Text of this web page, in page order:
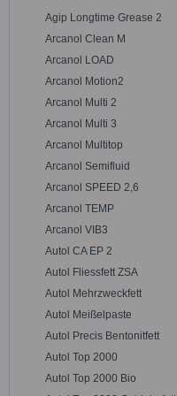
Agip Longtime Grease 2
Arcanol Clean M
Arcanol LOAD
Arcanol Motion2
Arcanol Multi 2
Arcanol Multi 3
Arcanol Multitop
Arcanol Semifluid
Arcanol SPEED 2,6
Arcanol TEMP
Arcanol VIB3
Autol CA EP 2
Autol Fliessfett ZSA
Autol Mehrzweckfett
Autol Meißelpaste
Autol Precis Bentonitfett
Autol Top 2000
Autol Top 2000 Bio